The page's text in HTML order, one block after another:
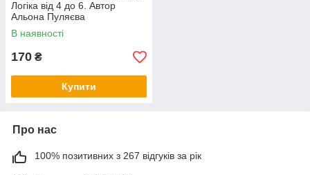
Логіка від 4 до 6. Автор
Альона Пуляєва
В наявності
170 ₴
Купити
Про нас
100% позитивних з 267 відгуків за рік